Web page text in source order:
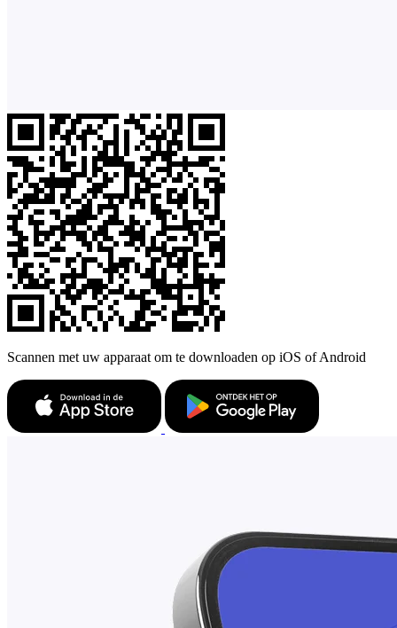
Scannen met uw apparaat om te downloaden op iOS of Android